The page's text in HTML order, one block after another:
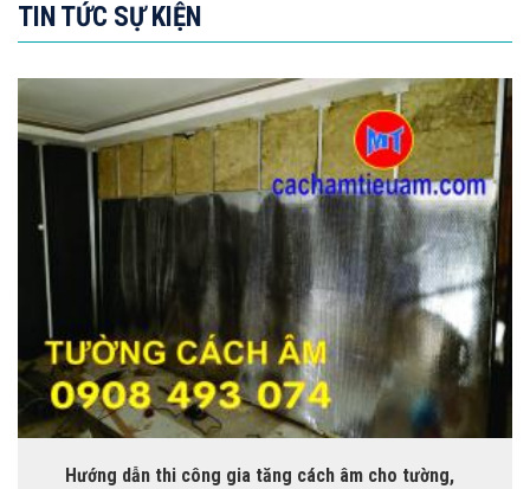
TIN TỨC SỰ KIỆN
Hướng dẫn thi công gia tăng cách âm cho tường,